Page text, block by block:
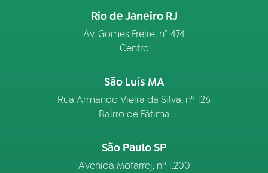
Rio de Janeiro RJ
Av. Gomes Freire, n° 474
Centro
São Luís MA
Rua Armando Vieira da Silva, nº 126
Bairro de Fátima
São Paulo SP
Avenida Mofarrej, nº 1.200